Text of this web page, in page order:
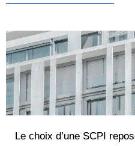
Le choix d’une SCPI